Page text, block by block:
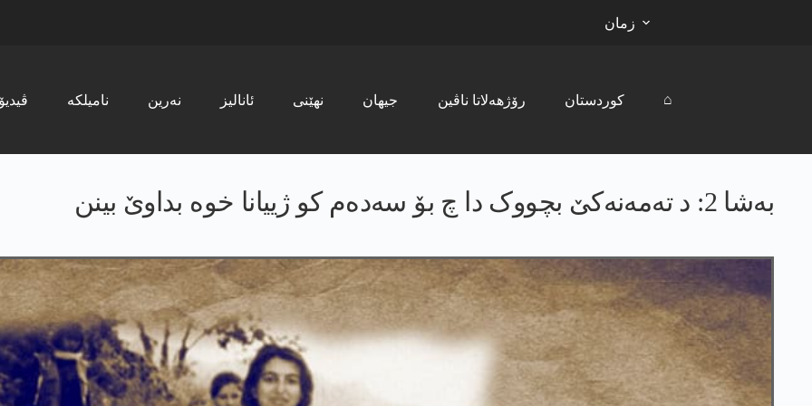
زمان
ڤیدیۆ نامیلکە نەرین ئانالیز نھێنی جیھان رۆژھەلاتا ناڤین کوردستان ⌂
بەشا 2: د تەمەنەکێ بچووک دا چ بۆ سەدەم کو ژییانا خوە بداوێ بینن